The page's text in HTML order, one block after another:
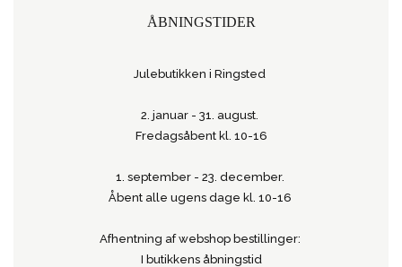
ÅBNINGSTIDER
Julebutikken i Ringsted
2. januar - 31. august.
Fredagsåbent kl. 10-16
1. september - 23. december.
Åbent alle ugens dage kl. 10-16
Afhentning af webshop bestillinger:
I butikkens åbningstid